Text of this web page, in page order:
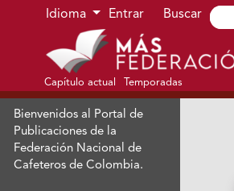
Ir al menú de navegación principal
Ir al contenido principal
Ir al pie de página del sitio
Idioma Entrar Buscar
Capítulo actual Temporadas
Bienvenidos al Portal de
Publicaciones de la
Federación Nacional de
Cafeteros de Colombia.